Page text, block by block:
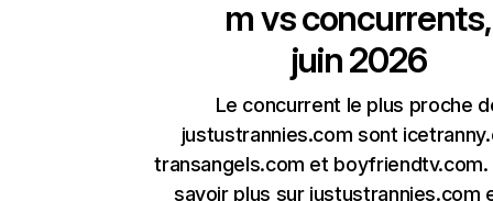
mvs concurrents,
juin 2026
Le concurrent le plus proche
justustrannies.com sont
transangels.com et boyfriendtv.com.
savoir plus sur justustrannies.com